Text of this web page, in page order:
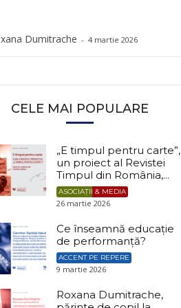
Dumitrache - 4 martie 2026
CELE MAI POPULARE
„E timpul pentru carte”,
un proiect al Revistei
Timpul din România,...
ASOCIAȚII & MEDIA
26 martie 2026
Ce înseamnă educație
de performanță?
ACCENT PE REPERE
9 martie 2026
Roxana Dumitrache,